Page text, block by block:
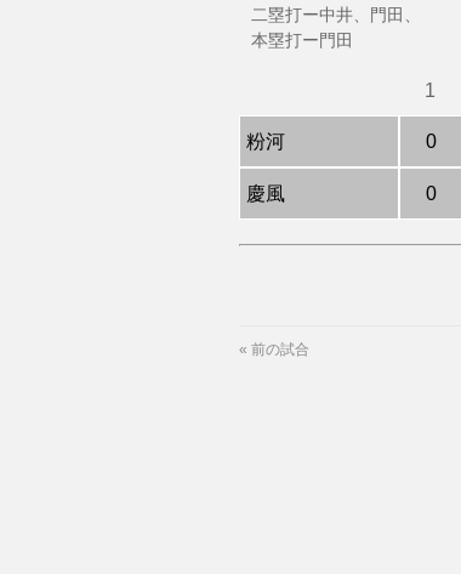
二塁打ー中井、門田、
本塁打ー門田
粉河
慶風
1
0
0
« 前の試合